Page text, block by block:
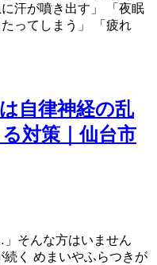
汗が噴き出す」 「夜眠
ってしまう」 「疲れ
自律神経の乱
対策｜仙台市
そんな方はいません
く めまいやふらつきが